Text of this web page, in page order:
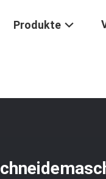
Produkte